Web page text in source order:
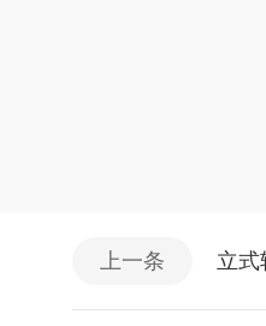
上一条 立式